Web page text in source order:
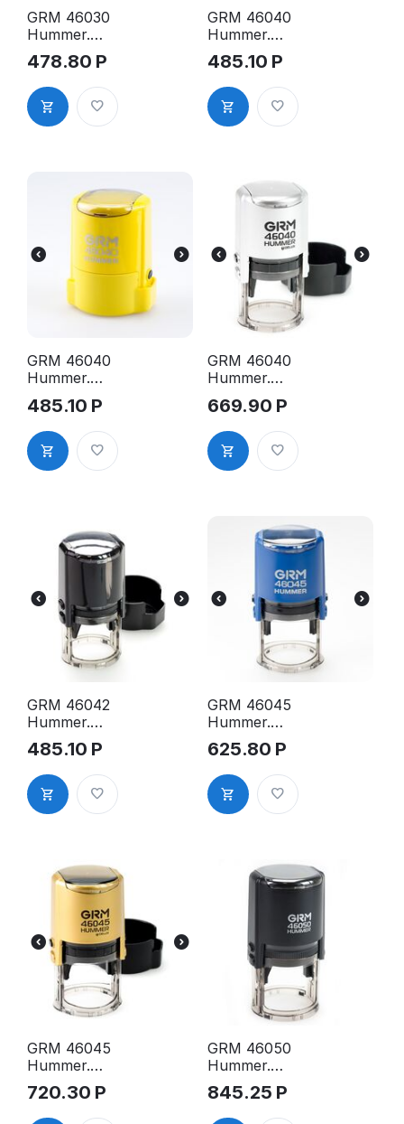
GRM 46030
Hummer.
Оснастка
для печати в
боксе, д.30
мм, корпус
белый
478.80 Р
GRM 46040
Hummer.
Оснастка
для печати в
боксе, д.40
мм, корпус
чёрный
485.10 Р
GRM 46040
Hummer.
Оснастка
для печати в
боксе, д.40
мм, корпус
жёлтый
485.10 Р
GRM 46040
Hummer.
Оснастка
для печати в
боксе, д.40
мм, корпус
серебряный
669.90 Р
GRM 46042
Hummer.
Оснастка
для печати в
боксе, д.42
мм, корпус
чёрный
485.10 Р
GRM 46045
Hummer.
Оснастка
для печати в
боксе,
д.45мм,
корпус
625.80 Р
GRM 46045
Hummer.
Оснастка
для печати в
боксе,
720.30 Р
GRM 46050
Hummer.
Оснастка
для печати,
д.50 мм
845.25 Р